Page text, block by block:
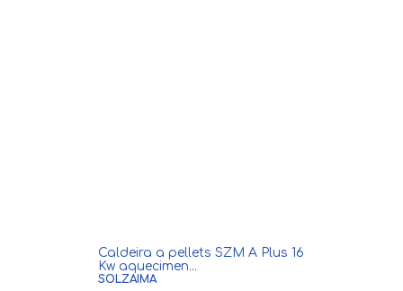
Caldeira a pellets SZM A Plus 16
Kw aquecimen...
SOLZAIMA